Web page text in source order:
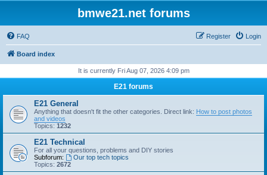
bmwe21.net forums
FAQ Login
Register
Board index
It is currently Fri Aug 07, 2026 4:09 pm
E21 forums
E21 General
Anything that doesn't fit the other categories. Direct link: How to post photos
and videos
Topics: 1232
E21 Technical
For all your questions, problems and DIY stories
Subforum:
Our top tech topics
Topics: 2672